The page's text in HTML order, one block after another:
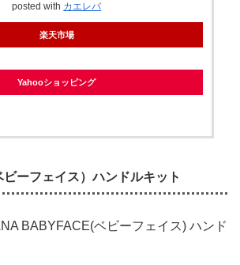
posted with カエレバ
楽天市場
Yahooショッピング
ーフェイス）ハンドルキット